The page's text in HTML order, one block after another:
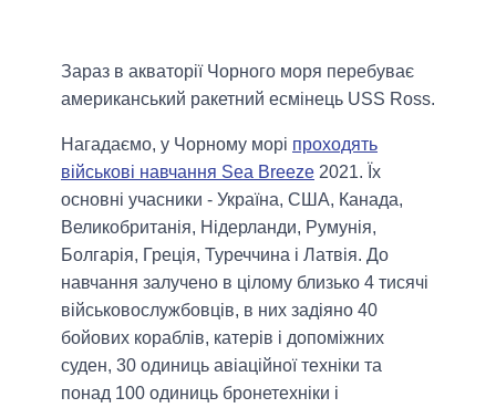
Зараз в акваторії Чорного моря перебуває
американський ракетний есмінець USS Ross.
Нагадаємо, у Чорному морі проходять
військові навчання Sea Breeze 2021. Їх
основні учасники - Україна, США, Канада,
Великобританія, Нідерланди, Румунія,
Болгарія, Греція, Туреччина і Латвія. До
навчання залучено в цілому близько 4 тисячі
військовослужбовців, в них задіяно 40
бойових кораблів, катерів і допоміжних
суден, 30 одиниць авіаційної техніки та
понад 100 одиниць бронетехніки і